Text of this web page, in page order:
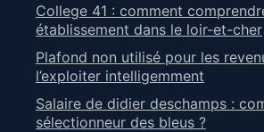
College 41 : comment
établissement dans le loir-et-cher
Plafond non utilisé pour les
l’exploiter intelligemment
Salaire de didier deschamps :
sélectionneur des bleus ?